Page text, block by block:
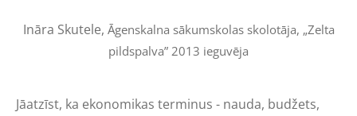
Ināra Skutele, Āgenskalna sākumskolas skolotāja, „Zelta
pildspalva” 2013 ieguvēja
Jāatzīst, ka ekonomikas terminus - nauda, budžets,